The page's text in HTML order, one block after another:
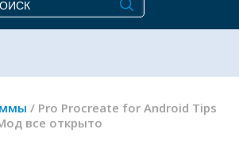
/ Pro Procreate for Android Tips
все открыто